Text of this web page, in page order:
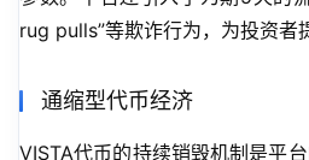
rug pulls”等欺诈行为，为投资者
通缩型代币经济
VISTA代币的持续销毁机制是平